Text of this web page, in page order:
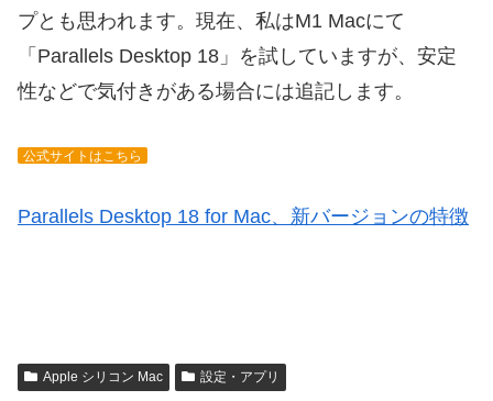
プとも思われます。現在、私はM1 Macにて
「Parallels Desktop 18」を試していますが、安定
性などで気付きがある場合には追記します。
公式サイトはこちら
Parallels Desktop 18 for Mac、新バージョンの特徴
Apple シリコン Mac 設定・アプリ